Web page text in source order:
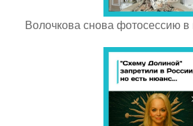
Волочкова снова фотосессию в